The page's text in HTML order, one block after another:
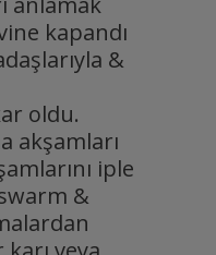
kapandı
&
oldu.
akşamları
iple
&